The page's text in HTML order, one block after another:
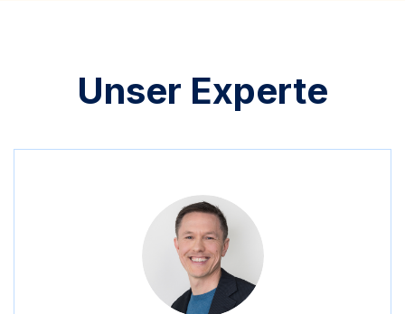
Unser Experte